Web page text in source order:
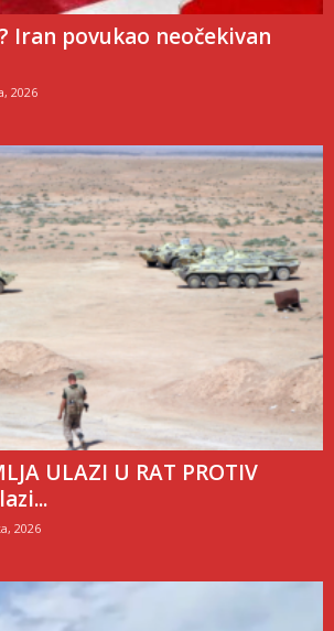
Iran povukao neočekivan
2026
ULAZI U RAT PROTIV
2026